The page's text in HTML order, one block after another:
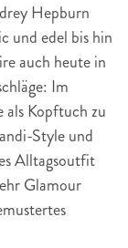
Hepburn
und edel bis hin
auch heute in
Im
als Kopftuch zu
Style und
Alltagsoutfit
Glamour